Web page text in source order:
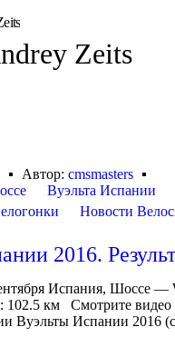
Zeits
Автор:cmsmasters
Вуэльта Испании
Новости
2016.
Испания, Шоссе —
102.5 км Смотрите видео
Вуэльты Испании 2016